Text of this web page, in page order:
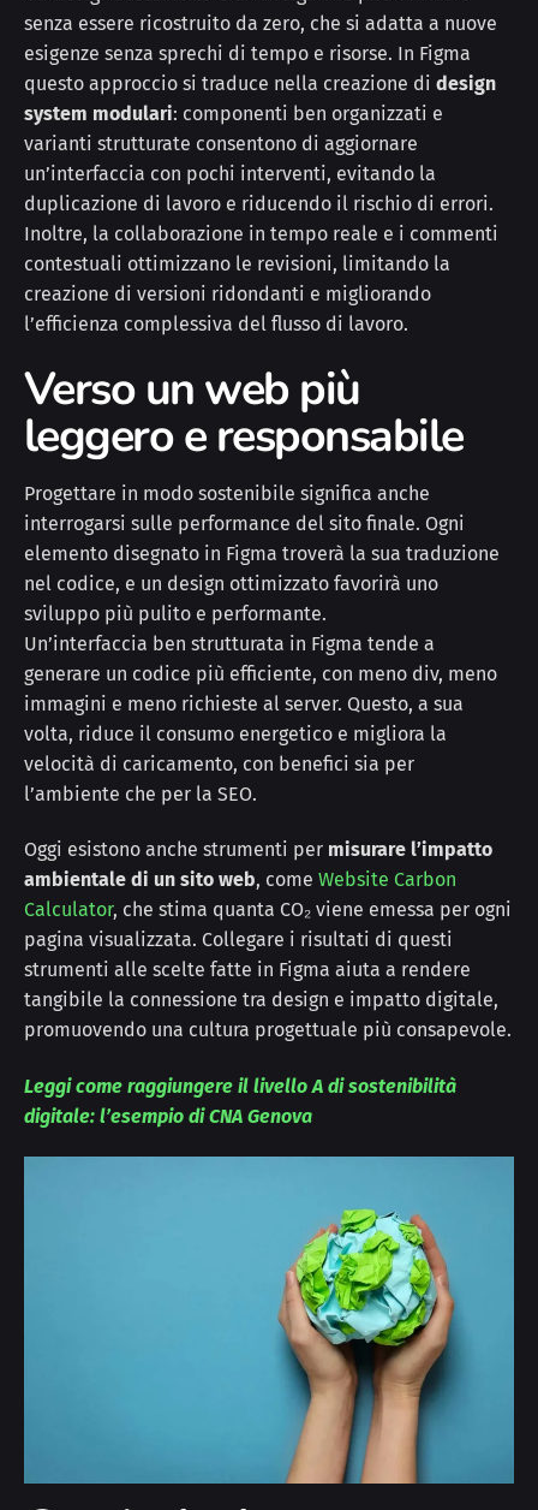
senza essere ricostruito da zero, che si adatta a nuove
esigenze senza sprechi di tempo e risorse. In Figma
questo approccio si traduce nella creazione di design
system modulari: componenti ben organizzati e
varianti strutturate consentono di aggiornare
un’interfaccia con pochi interventi, evitando la
duplicazione di lavoro e riducendo il rischio di errori.
Inoltre, la collaborazione in tempo reale e i commenti
contestuali ottimizzano le revisioni, limitando la
creazione di versioni ridondanti e migliorando
l’efficienza complessiva del flusso di lavoro.
Verso un web più
leggero e responsabile
Progettare in modo sostenibile significa anche
interrogarsi sulle performance del sito finale. Ogni
elemento disegnato in Figma troverà la sua traduzione
nel codice, e un design ottimizzato favorirà uno
sviluppo più pulito e performante.
Un’interfaccia ben strutturata in Figma tende a
generare un codice più efficiente, con meno div, meno
immagini e meno richieste al server. Questo, a sua
volta, riduce il consumo energetico e migliora la
velocità di caricamento, con benefici sia per
l’ambiente che per la SEO.
Oggi esistono anche strumenti per misurare l’impatto
ambientale di un sito web, come Website Carbon
Calculator, che stima quanta CO₂ viene emessa per ogni
pagina visualizzata. Collegare i risultati di questi
strumenti alle scelte fatte in Figma aiuta a rendere
tangibile la connessione tra design e impatto digitale,
promuovendo una cultura progettuale più consapevole.
Leggi come raggiungere il livello A di sostenibilità
digitale: l’esempio di CNA Genova